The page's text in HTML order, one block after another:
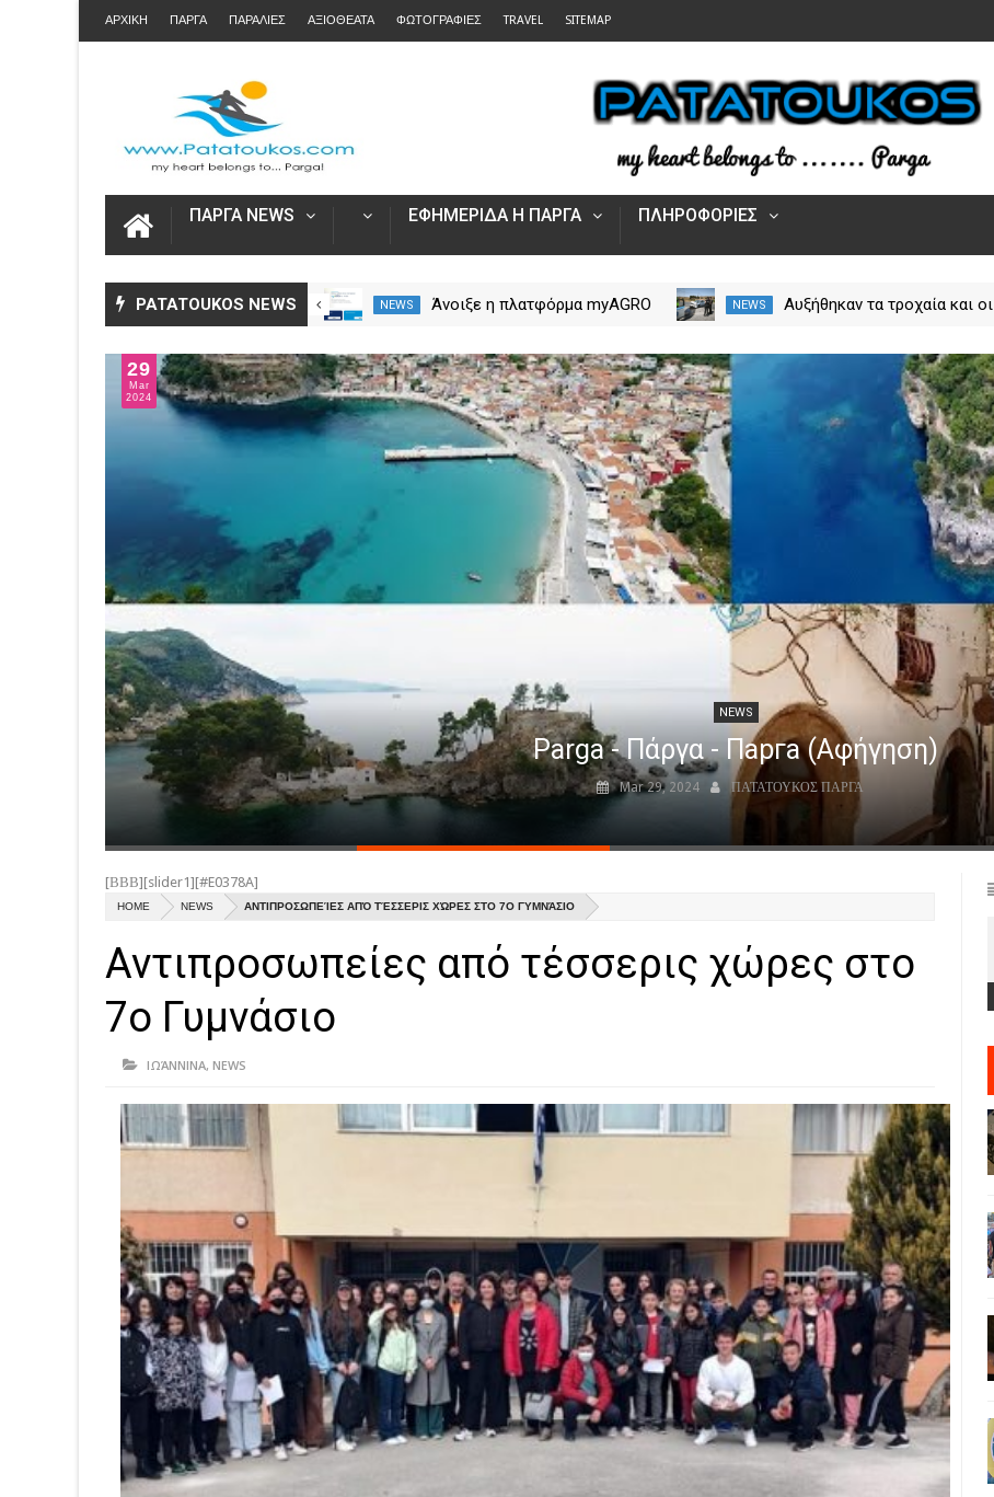
ΑΡΧΙΚΗ ΠΑΡΓΑ ΠΑΡΑΛΙΕΣ ΑΞΙΟΘΕΑΤΑ ΦΩΤΟΓΡΑΦΙΕΣ TRAVEL SITEMAP
ΠΑΡΓΑ NEWS ΕΦΗΜΕΡΙΔΑ Η ΠΑΡΓΑ ΠΛΗΡΟΦΟΡΙΕΣ
PATATOUKOS NEWS
Η Καινοτομία στα ταξίδια μόνο
στο Skarpos Tours Parga
NEWS
Άνοιξε η πλατφόρμα myAGRO
Ενιαία Αίτηση Ενίσχυσης
NEWS
Αυξήθηκαν τα τροχαία και οι
29
Mar
2024
NEWS
Parga - Πάργα - Парга (Αφήγηση)
Mar 29, 2024 ΠΑΤΑΤΟΥΚΟΣ ΠΑΡΓΑ
[ΒΒΒ][slider1][#E0378A]
HOME NEWS ΑΝΤΙΠΡΟΣΩΠΕΊΕΣ ΑΠΌ ΤΈΣΣΕΡΙΣ ΧΏΡΕΣ ΣΤΟ 7Ο ΓΥΜΝΆΣΙΟ
Αντιπροσωπείες από τέσσερις χώρες στο
7ο Γυμνάσιο
ΙΩΆΝΝΙΝΑ, NEWS